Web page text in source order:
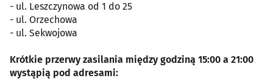
- ul. Leszczynowa od 1 do 25
- ul. Orzechowa
- ul. Sekwojowa
Krótkie przerwy zasilania między godziną 15:00 a 21:00
wystąpią pod adresami: